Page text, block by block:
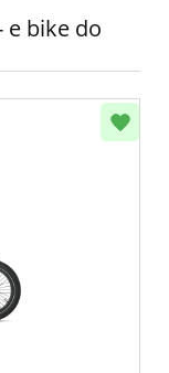
e bike do